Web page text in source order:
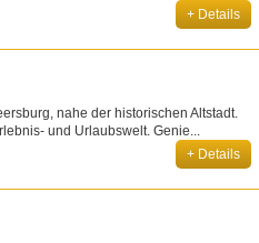
+ Details
nahe der historischen Altstadt.
und Urlaubswelt. Genie...
+ Details